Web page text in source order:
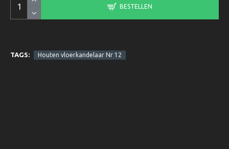
BESTELLEN
TAGS: Houten vloerkandelaar Nr 12